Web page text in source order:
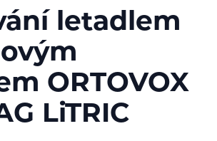
letadlem
ORTOVOX
LiTRIC